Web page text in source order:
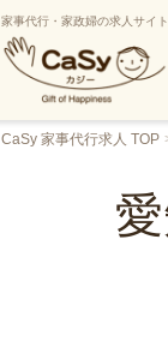
家事代行・家政婦の求人サイト
CaSy 家事代行求人 TOP